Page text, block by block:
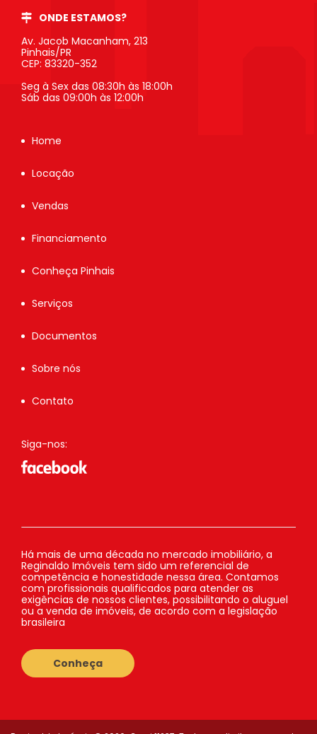
ONDE ESTAMOS?
Av. Jacob Macanham, 213
Pinhais/PR
CEP: 83320-352
Seg à Sex das 08:30h às 18:00h
Sáb das 09:00h às 12:00h
Home
Locação
Vendas
Financiamento
Conheça Pinhais
Serviços
Documentos
Sobre nós
Contato
Siga-nos:
Há mais de uma década no mercado imobiliário, a
Reginaldo Imóveis tem sido um referencial de
competência e honestidade nessa área. Contamos
com profissionais qualificados para atender as
exigências de nossos clientes, possibilitando o aluguel
ou a venda de imóveis, de acordo com a legislação
brasileira
Conheça